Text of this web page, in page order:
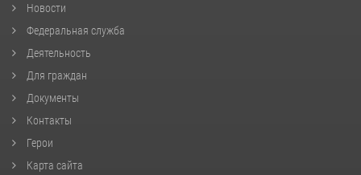
Новости
Федеральная служба
Деятельность
Для граждан
Документы
Контакты
Герои
Карта сайта